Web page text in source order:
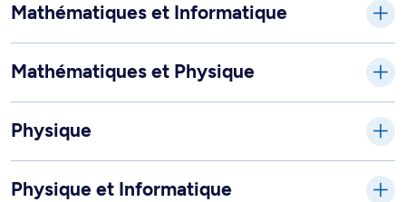
Mathématiques et Informatique
Mathématiques et Physique
Physique
Physique et Informatique